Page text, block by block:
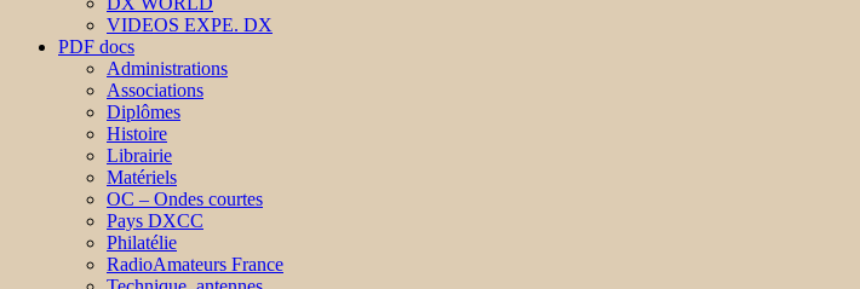
VIDEOS EXPE. DX
PDF docs
Administrations
Associations
Diplômes
Histoire
Librairie
Matériels
OC – Ondes courtes
Pays DXCC
Philatélie
RadioAmateurs France